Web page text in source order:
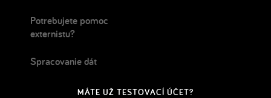
Potrebujete pomoc
externistu?
Spracovanie dát
MÁTE UŽ TESTOVACÍ ÚČET?